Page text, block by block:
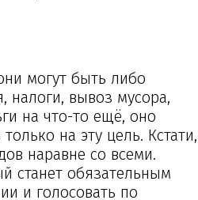
могут быть либо
налоги, вывоз мусора,
на что-то ещё, оно
на эту цель. Кстати,
наравне со всеми.
станет обязательным
и голосовать по